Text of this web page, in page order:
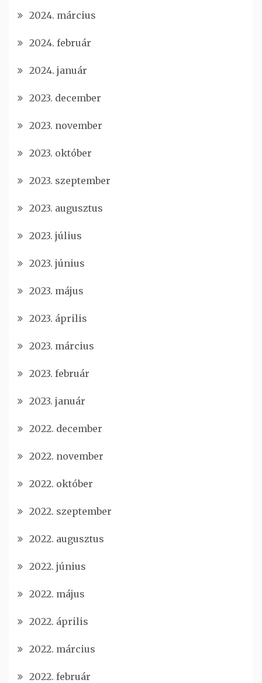
2024. március
2024. február
2024. január
2023. december
2023. november
2023. október
2023. szeptember
2023. augusztus
2023. július
2023. június
2023. május
2023. április
2023. március
2023. február
2023. január
2022. december
2022. november
2022. október
2022. szeptember
2022. augusztus
2022. június
2022. május
2022. április
2022. március
2022. február